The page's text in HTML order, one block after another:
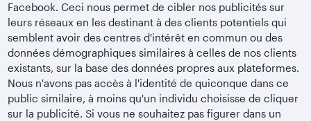
Facebook. Ceci nous permet de cibler nos publicités sur
leurs réseaux en les destinant à des clients potentiels qui
semblent avoir des centres d'intérêt en commun ou des
données démographiques similaires à celles de nos clients
existants, sur la base des données propres aux plateformes.
Nous n'avons pas accès à l'identité de quiconque dans ce
public similaire, à moins qu'un individu choisisse de cliquer
sur la publicité. Si vous ne souhaitez pas figurer dans un